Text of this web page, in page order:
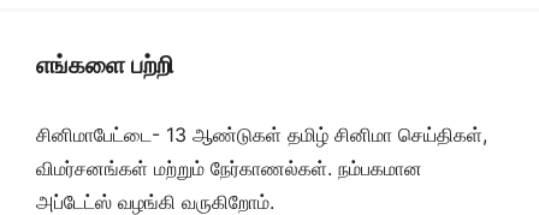
எங்களை பற்றி
சினிமாபேட்டை- 13 ஆண்டுகள் தமிழ் சினிமா செய்திகள்,
விமர்சனங்கள் மற்றும் நேர்காணல்கள். நம்பகமான
அப்டேட்ஸ் வழங்கி வருகிறோம்.